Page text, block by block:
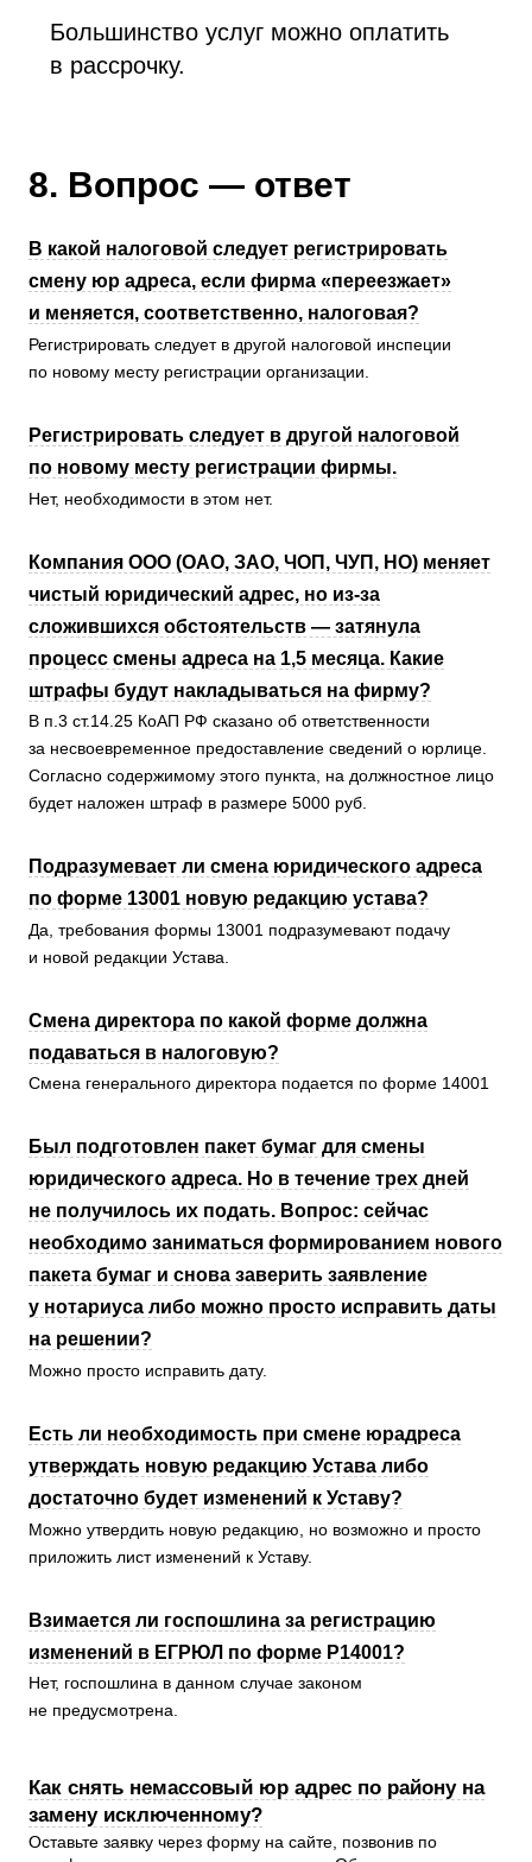
Большинство услуг можно оплатить
в рассрочку.
8. Вопрос — ответ
В какой налоговой следует регистрировать
смену юр адреса, если фирма «переезжает»
и меняется, соответственно, налоговая?
Регистрировать следует в другой налоговой инспеции
по новому месту регистрации организации.
Регистрировать следует в другой налоговой
по новому месту регистрации фирмы.
Нет, необходимости в этом нет.
Компания ООО (ОАО, ЗАО, ЧОП, ЧУП, НО) меняет
чистый юридический адрес, но из-за
сложившихся обстоятельств — затянула
процесс смены адреса на 1,5 месяца. Какие
штрафы будут накладываться на фирму?
В п.3 ст.14.25 КоАП РФ сказано об ответственности
за несвоевременное предоставление сведений о юрлице.
Согласно содержимому этого пункта, на должностное лицо
будет наложен штраф в размере 5000 руб.
Подразумевает ли смена юридического адреса
по форме 13001 новую редакцию устава?
Да, требования формы 13001 подразумевают подачу
и новой редакции Устава.
Смена директора по какой форме должна
подаваться в налоговую?
Смена генерального директора подается по форме 14001
Был подготовлен пакет бумаг для смены
юридического адреса. Но в течение трех дней
не получилось их подать. Вопрос: сейчас
необходимо заниматься формированием нового
пакета бумаг и снова заверить заявление
у нотариуса либо можно просто исправить даты
на решении?
Можно просто исправить дату.
Есть ли необходимость при смене юрадреса
утверждать новую редакцию Устава либо
достаточно будет изменений к Уставу?
Можно утвердить новую редакцию, но возможно и просто
приложить лист изменений к Уставу.
Взимается ли госпошлина за регистрацию
изменений в ЕГРЮЛ по форме Р14001?
Нет, госпошлина в данном случае законом
не предусмотрена.
Как снять немассовый юр адрес по району на
замену исключенному?
Оставьте заявку через форму на сайте, позвонив по